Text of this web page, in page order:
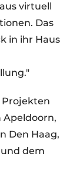
virtuell
Das
in ihr Haus
Apeldoorn,
Den Haag,
dem